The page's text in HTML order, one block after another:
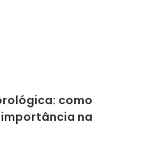
como
na